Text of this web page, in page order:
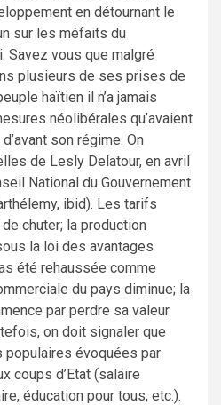
en détournant le
sur les méfaits du
Savez vous que malgré
plusieurs de ses prises de
haïtien il n’a jamais
néolibérales qu’avaient
son régime. On
de Lesly Delatour, en avril
National du Gouvernement
ibid). Les tarifs
chuter; la production
la loi des avantages
été rehaussée comme
du pays diminue; la
par perdre sa valeur
on doit signaler que
évoquées par
coups d’Etat (salaire
éducation pour tous, etc.).